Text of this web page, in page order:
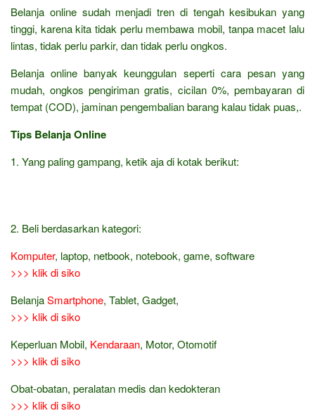
Belanja online sudah menjadi tren di tengah kesibukan yang
tinggi, karena kita tidak perlu membawa mobil, tanpa macet lalu
lintas, tidak perlu parkir, dan tidak perlu ongkos.
Belanja online banyak keunggulan seperti cara pesan yang
mudah, ongkos pengiriman gratis, cicilan 0%, pembayaran di
tempat (COD), jaminan pengembalian barang kalau tidak puas,.
Tips Belanja Online
1. Yang paling gampang, ketik aja di kotak berikut:
2. Beli berdasarkan kategori:
Komputer, laptop, netbook, notebook, game, software
>>> klik di siko
BelanjaSmartphone, Tablet, Gadget,
>>> klik di siko
Keperluan Mobil, Kendaraan, Motor, Otomotif
>>> klik di siko
Obat-obatan, peralatan medis dan kedokteran
>>> klik di siko